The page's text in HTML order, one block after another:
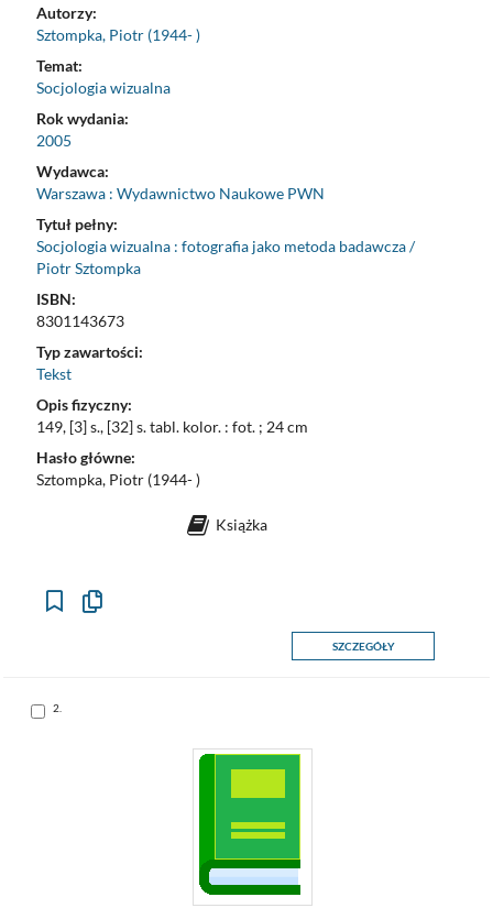
Autorzy:
Sztompka, Piotr (1944- )
Temat:
Socjologia wizualna
Rok wydania:
2005
Wydawca:
Warszawa : Wydawnictwo Naukowe PWN
Tytuł pełny:
Socjologia wizualna : fotografia jako metoda badawcza /
Piotr Sztompka
ISBN:
8301143673
Typ zawartości:
Tekst
Opis fizyczny:
149, [3] s., [32] s. tabl. kolor. : fot. ; 24 cm
Hasło główne:
Sztompka, Piotr (1944- )
Książka
Kopiuj
SZCZEGÓŁY
Skocz
2.